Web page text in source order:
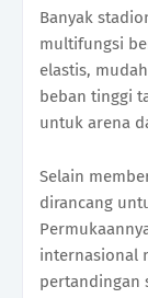
Banyak
multifungsi
elastis,
beban tinggi
untuk arena
Selain
dirancang
internasional
pertandingan